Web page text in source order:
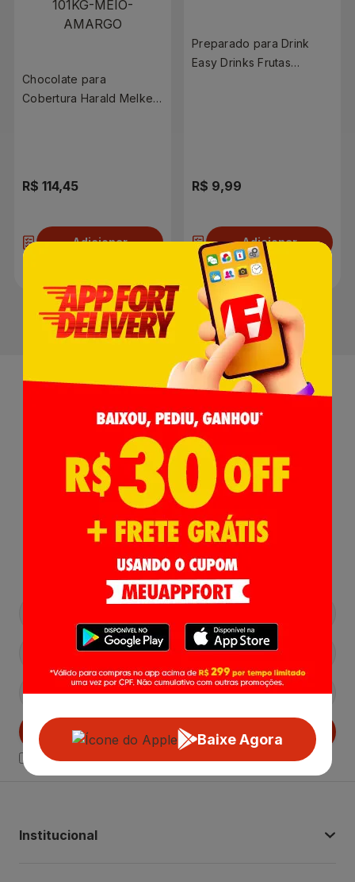
Chocolate para
Cobertura Harald Melken
R$ 114,45
Adicionar
Preparado para Drink
Easy Drinks Frutas
R$ 9,99
Adicionar
Baixe Agora
Receba nossasNovidades
Lançamentos e Promoções!
Cadastrar
Declaro estar ciente das
Institucional